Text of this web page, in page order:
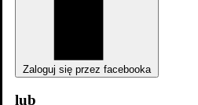
Zaloguj się przez facebooka
lub